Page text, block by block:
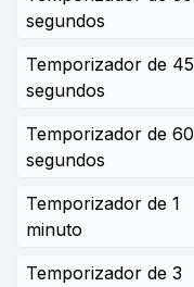
segundos
Temporizador de 45
segundos
Temporizador de 60
segundos
Temporizador de 1
minuto
Temporizador de 3